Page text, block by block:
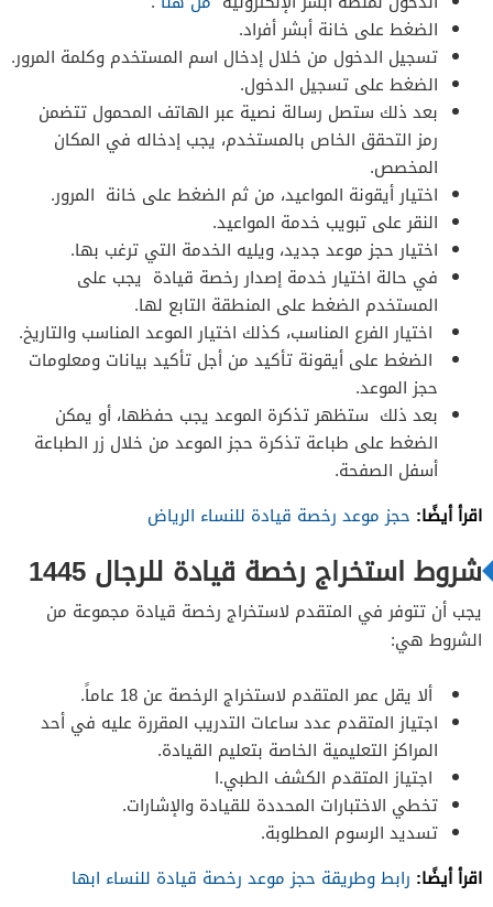
الضغط على خانة أبشر أفراد.
تسجيل الدخول من خلال إدخال اسم المستخدم وكلمة المرور.
الضغط على تسجيل الدخول.
بعد ذلك ستصل رسالة نصية عبر الهاتف المحمول تتضمن
رمز التحقق الخاص بالمستخدم، يجب إدخاله في المكان
المخصص.
اختيار أيقونة المواعيد، من ثم الضغط على خانة المرور.
النقر على تبويب خدمة المواعيد.
اختيار حجز موعد جديد، ويليه الخدمة التي ترغب بها.
في حالة اختيار خدمة إصدار رخصة قيادة يجب على
المستخدم الضغط على المنطقة التابع لها.
اختيار الفرع المناسب، كذلك اختيار الموعد المناسب والتاريخ.
الضغط على أيقونة تأكيد من أجل تأكيد بيانات ومعلومات
حجز الموعد.
بعد ذلك ستظهر تذكرة الموعد يجب حفظها، أو يمكن
الضغط على طباعة تذكرة حجز الموعد من خلال زر الطباعة
أسفل الصفحة.
اقرأ أيضًا: حجز موعد رخصة قيادة للنساء الرياض
شروط استخراج رخصة قيادة للرجال 1445
يجب أن تتوفر في المتقدم لاستخراج رخصة قيادة مجموعة من
الشروط هي:
ألا يقل عمر المتقدم لاستخراج الرخصة عن 18 عاماً.
اجتياز المتقدم عدد ساعات التدريب المقررة عليه في أحد
المراكز التعليمية الخاصة بتعليم القيادة.
اجتياز المتقدم الكشف الطبي.ا
تخطي الاختبارات المحددة للقيادة والإشارات.
تسديد الرسوم المطلوبة.
اقرأ أيضًا: رابط وطريقة حجز موعد رخصة قيادة للنساء ابها